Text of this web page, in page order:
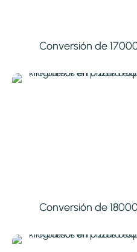
Conversión de
Conversión de